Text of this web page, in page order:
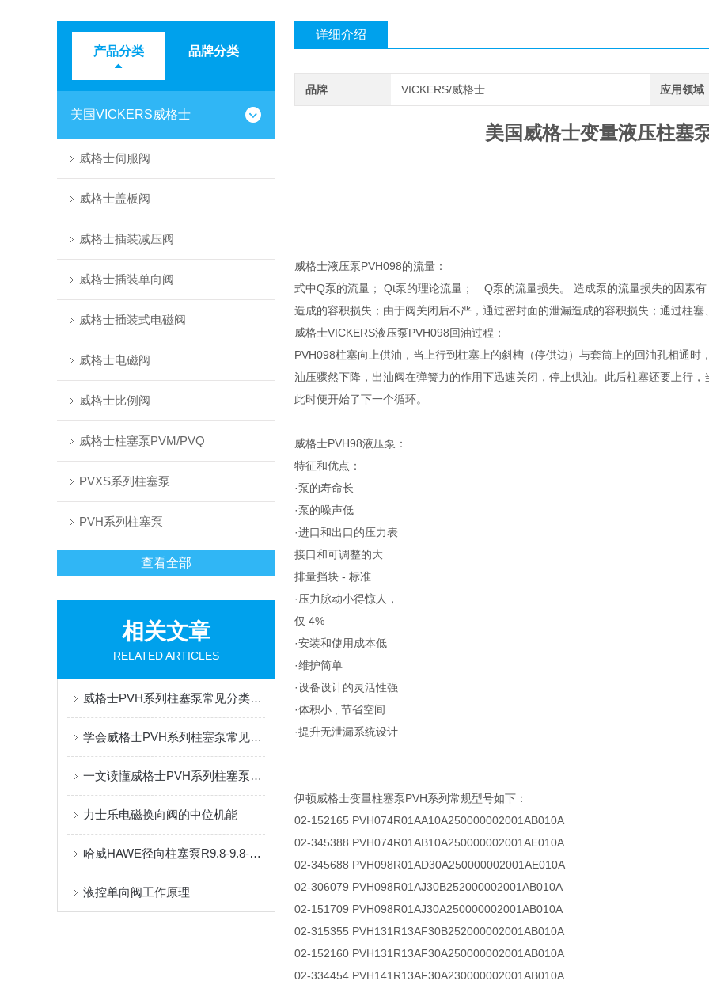
产品分类 品牌分类
美国VICKERS威格士
威格士伺服阀
威格士盖板阀
威格士插装减压阀
威格士插装单向阀
威格士插装式电磁阀
威格士电磁阀
威格士比例阀
威格士柱塞泵PVM/PVQ
PVXS系列柱塞泵
PVH系列柱塞泵
查看全部
相关文章
RELATED ARTICLES
威格士PVH系列柱塞泵常见分类有哪些，看完你就知道了
学会威格士PVH系列柱塞泵常见故障排除，既省心又省钱
一文读懂威格士PVH系列柱塞泵结构组成，就是这么简单
力士乐电磁换向阀的中位机能
哈威HAWE径向柱塞泵R9.8-9.8-9.8-9.8A工作原理
液控单向阀工作原理
详细介绍
品牌 VICKERS/威格士 应用领域
美国威格士变量液压柱塞
威格士液压泵PVH098的流量：
式中Q泵的流量； Qt泵的理论流量； Q泵的流量损失。 造成泵的流量损失的因素
造成的容积损失；由于阀关闭后不严，通过密封面的泄漏造成的容积损失；通过柱塞
威格士VICKERS液压泵PVH098回油过程：
PVH098柱塞向上供油，当上行到柱塞上的斜槽（停供边）与套筒上的回油孔相通时
油压骤然下降，出油阀在弹簧力的作用下迅速关闭，停止供油。此后柱塞还要上行
此时便开始了下一个循环。
威格士PVH98液压泵：
特征和优点：
·泵的寿命长
·泵的噪声低
·进口和出口的压力表
接口和可调整的大
排量挡块 - 标准
·压力脉动小得惊人，
仅 4%
·安装和使用成本低
·维护简单
·设备设计的灵活性强
·体积小 , 节省空间
·提升无泄漏系统设计
伊顿威格士变量柱塞泵PVH系列常规型号如下：
02-152165 PVH074R01AA10A250000002001AB010A
02-345388 PVH074R01AB10A250000002001AE010A
02-345688 PVH098R01AD30A250000002001AE010A
02-306079 PVH098R01AJ30B252000002001AB010A
02-151709 PVH098R01AJ30A250000002001AB010A
02-315355 PVH131R13AF30B252000002001AB010A
02-152160 PVH131R13AF30A250000002001AB010A
02-334454 PVH141R13AF30A230000002001AB010A